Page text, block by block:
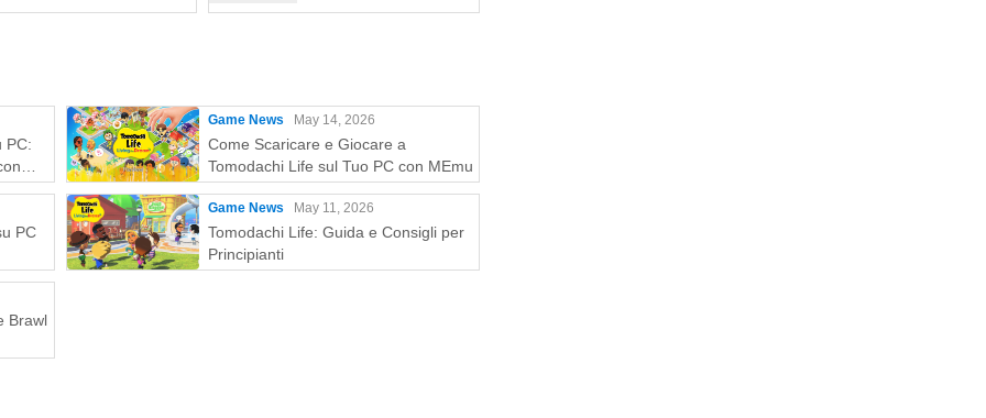
PC:
PC
Brawl
Game News May 14, 2026
Come Scaricare e Giocare a
Tomodachi Life sul Tuo PC con MEmu
Game News May 11, 2026
Tomodachi Life: Guida e Consigli per
Principianti